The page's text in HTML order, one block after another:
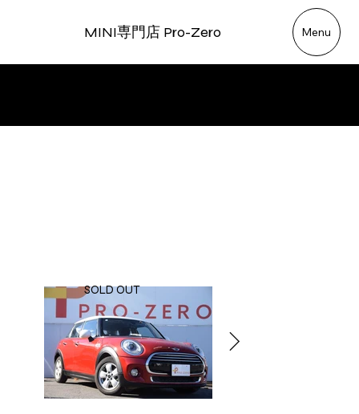
MINI専門店 Pro-Zero Menu
SOLD OUT